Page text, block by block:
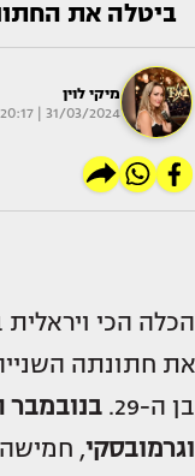
ביטלה את
מיקי לוין
31/03/2024 | 20:17
הכלה הכי ויראלית
את חתונתה
בן ה-29.
בנובמבר
וגרמובסקי,